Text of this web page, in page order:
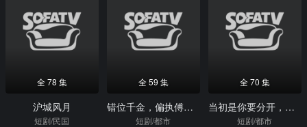
全 78 集
沪城风月
短剧/民国
全 59 集
错位千金，偏执傅少的心尖宠
短剧/都市
全 70 集
当初是你要分开，看到遗产怎么哭了？
短剧/都市